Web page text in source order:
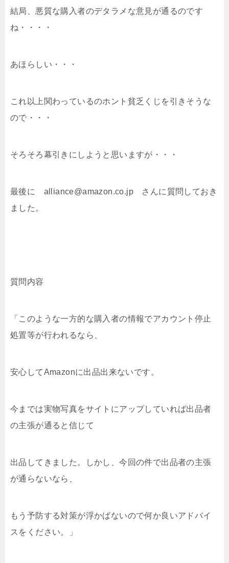
結局、悪質な購入者のデタラメな意見が通るのです
ね・・・・
あほらしい・・・
これ以上関わっているのホント貧乏くじを引きそうな
ので・・・
そろそろ幕引きにしようと思いますが・・・
最後に alliance@amazon.co.jp さんに質問しておき
ました。
質問内容
「このような一方的な購入者の情報でアカウント停止
処置等が行われるなら、
安心してAmazonに出品出来ないです。
今までは実物写真をサイトにアップしていれば出品者
の主張が通ると信じて
出品してきました。しかし、今回の件で出品者の主張
が通らないなら、
もう予防する対策が浮かばないので何か良いアドバイ
スをください。」